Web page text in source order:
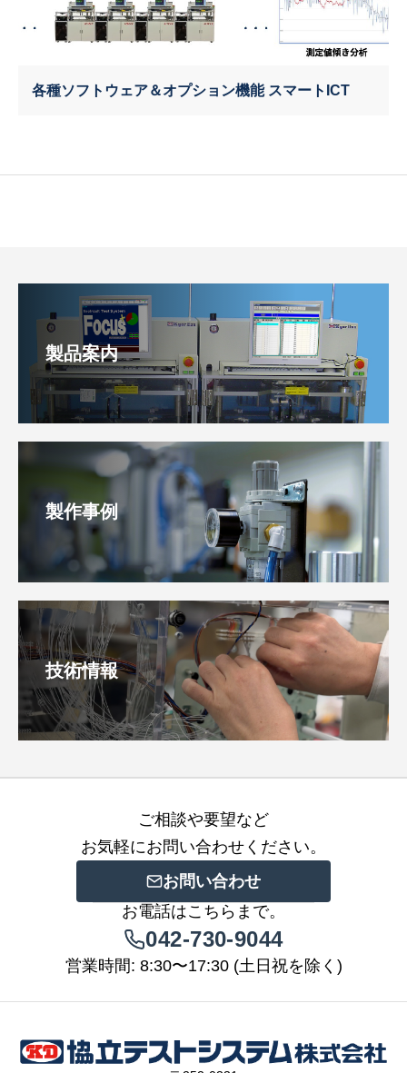
各種ソフトウェア＆オプション機能 スマートICT
製品案内
製作事例
技術情報
ご相談や要望など
お気軽にお問い合わせください。
お問い合わせ
お電話はこちらまで。
042-730-9044
営業時間: 8:30〜17:30 (土日祝を除く)